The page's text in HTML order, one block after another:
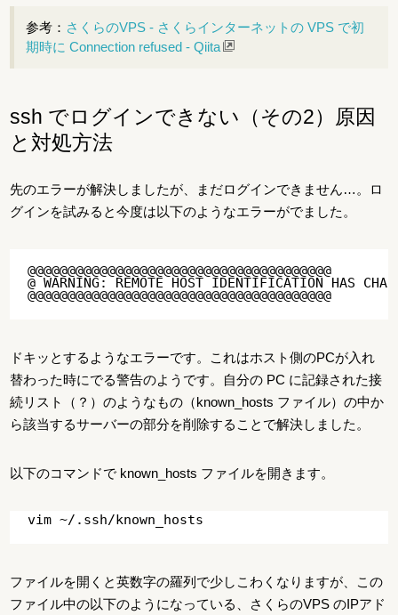
参考： さくらのVPS - さくらインターネットの VPS で初
期時に Connection refused - Qiita
ssh でログインできない（その2）原因
と対処方法
先のエラーが解決しましたが、まだログインできません…。ロ
グインを試みると今度は以下のようなエラーがでました。
@@@@@@@@@@@@@@@@@@@@@@@@@@@@@@@@@@@@@@
@ WARNING: REMOTE HOST IDENTIFICATION HAS
ドキッとするようなエラーです。これはホスト側のPCが入れ
替わった時にでる警告のようです。自分の PC に記録された接
続リスト（？）のようなもの（known_hosts ファイル）の中か
ら該当するサーバーの部分を削除することで解決しました。
以下のコマンドで known_hosts ファイルを開きます。
ファイルを開くと英数字の羅列で少しこわくなりますが、この
ファイル中の以下のようになっている、さくらのVPS のIPアド